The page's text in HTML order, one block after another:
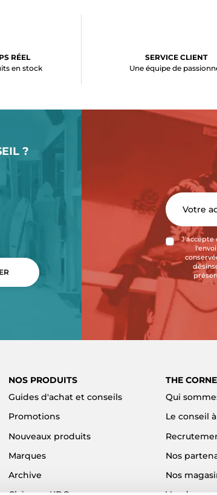
RÉEL
en stock
SERVICE CLIENT
Une équipe de
?
J'accepte
NOS PRODUITS
Guides d'achat et conseils
Promotions
Nouveaux produits
Marques
Archive
THE
Qui
Le conseil
Nos
Nos